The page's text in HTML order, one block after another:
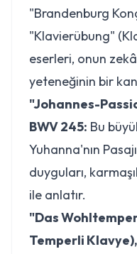
"Brandenburg
"Klavierübung"
eserleri, onun
yeteneğinin bir
"Johannes-
BWV 245: Bu
Yuhanna'nın
duyguları,
ile anlatır.
"Das
Temperli